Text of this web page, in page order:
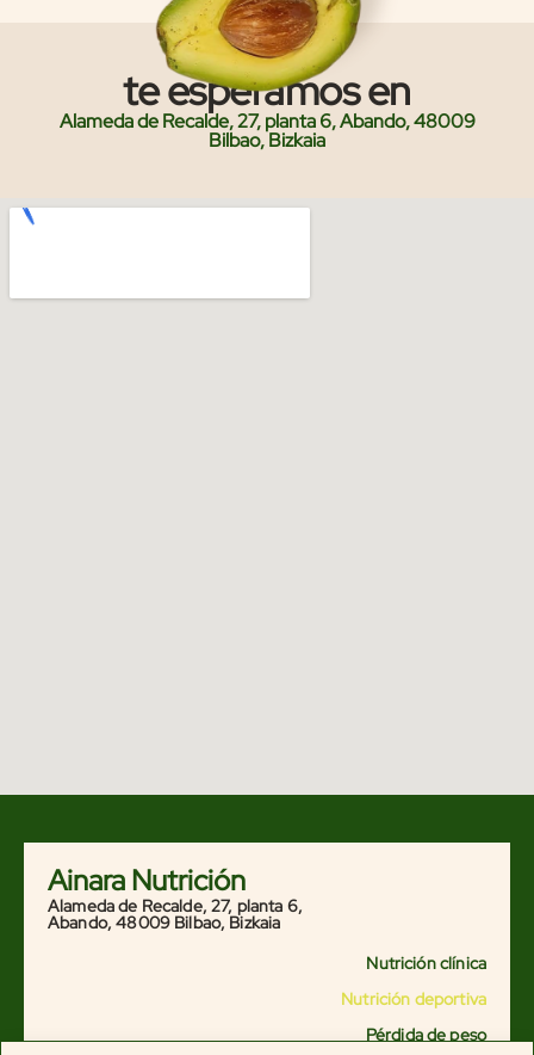
te esperamos en
Alameda de Recalde, 27, planta 6, Abando, 48009
Bilbao, Bizkaia
Ainara Nutrición
Alameda de Recalde, 27, planta 6,
Abando, 48009 Bilbao, Bizkaia
Nutrición clínica
Nutrición deportiva
Pérdida de peso